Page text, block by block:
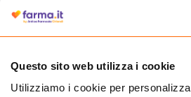
Questo sito web utilizza i cookie
Utilizziamo i cookie per
autorizzata dal Ministero della Salute a
medicinali.